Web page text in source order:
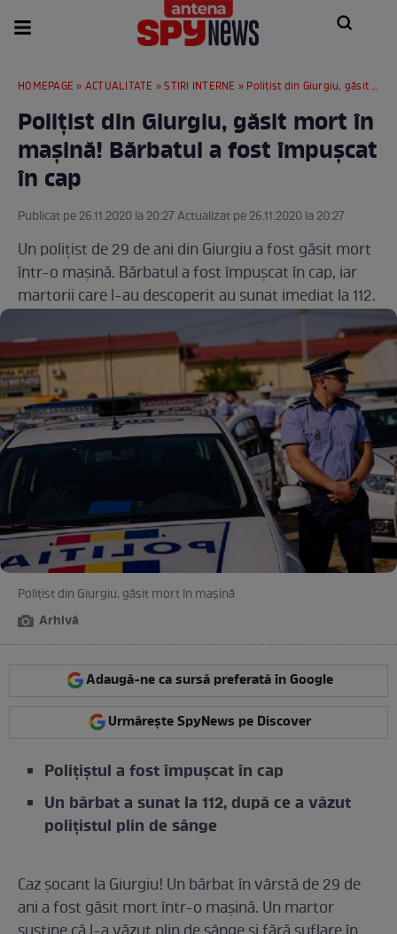
HOMEPAGE » ACTUALITATE »STIRI INTERNE » Polițist din Giurgiu, găsit mort în mașină! Bărbatul a fost împușcat în cap
Polițist din Giurgiu, găsit mort în
mașină! Bărbatul a fost împușcat
în cap
Publicat pe 26.11.2020 la 20:27 Actualizat pe 26.11.2020 la 20:27
Un polițist de 29 de ani din Giurgiu a fost găsit mort
într-o mașină. Bărbatul a fost împușcat în cap, iar
martorii care l-au descoperit au sunat imediat la 112.
Polițist din Giurgiu, găsit mort în mașină
Arhivă
Adaugă-ne ca sursă preferată în Google
Urmărește SpyNews pe Discover
Polițiștul a fost împușcat în cap
Un bărbat a sunat la 112, după ce a văzut
polițistul plin de sânge
Caz șocant la Giurgiu! Un bărbat în vârstă de 29 de
ani a fost găsit mort într-o mașină. Un martor